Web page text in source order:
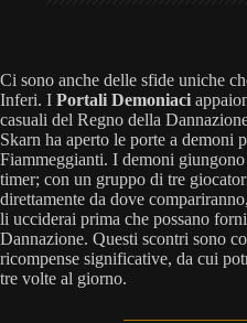
Ci sono anche delle sfide uniche
Inferi. I Portali Demoniaci
casuali del Regno della
Skarn ha aperto le porte a demoni
Fiammeggianti. I demoni
timer; con un gruppo di tre
direttamente da dove
li ucciderai prima che possano
Dannazione. Questi scontri sono
ricompense significative, da cui
tre volte al giorno.